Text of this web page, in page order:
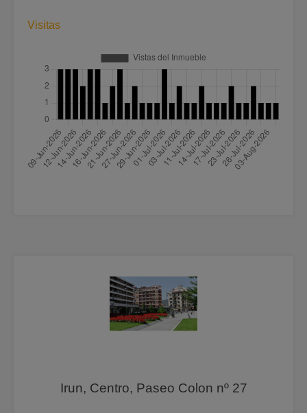
Visitas
Irun, Centro, Paseo Colon nº 27